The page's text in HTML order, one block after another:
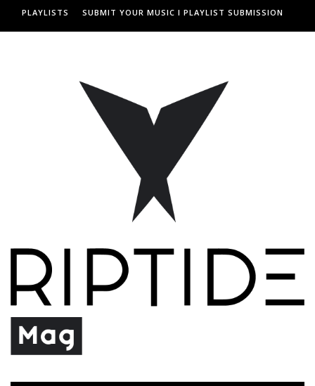
PLAYLISTS SUBMIT YOUR MUSIC I PLAYLIST SUBMISSION